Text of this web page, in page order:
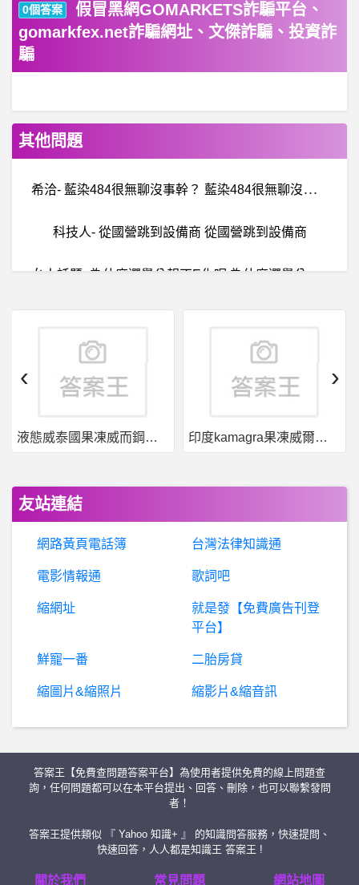
0個答案
假冒黑網GOMARKETS詐騙平台、
gomarkfex.net詐騙網址、文傑詐騙、投資詐
騙
其他問題
希
洽- 藍染484很無聊沒事幹？ 藍染484很無聊沒事幹？
科技人- 從國營跳到設備商 從國營跳到設備商
女
人話題- 為什麼選舉公報不E化呢 為什麼選舉公報不E化呢
W
orldCup- 孫興慜在巴西英格蘭等國家能先發嗎 孫興慜在巴西英格蘭等國家能先發嗎
曲棍球- 今年Stanley Cup Final
房
屋交易- 台南 居住地選生活機能還是上班上學近 台南 居住地選生活機能還是上班上學近
GEM數位獲利平台詐騙嗎？ 假平台.真詐騙！
希
洽- 助手君看到koyo加碼時在想什麼 助手君看到koyo加碼時在想什麼
洛杉磯 湖人- 明年留Monk的方法 明年留Monk的方法
棒
球- 中信兄弟整隊再來壓力很大吧 中信兄弟整隊再來壓力很大吧
BaseballXXXX- 隊版大怒灌 隊版大怒灌
行
動通訊- 為什麼蘋果的電池健康度容易下降？ 為什麼蘋果的電池健康度容易下降？
液態威泰國果凍威而鋼哪裡買 印度kamagra果凍威爾剛用於治療男性勃起功能障礙
‹ ›
友站連結
網路黃頁電話簿 台灣法律知識通
電影情報通 歌詞吧
縮網址
就是發【免費廣告刊登
平台】
鮮寵一番 二胎房貸
縮圖片&縮照片 縮影片&縮音訊
答案王【免費查問題答案平台】為使用者提供免費的線上問題查
詢，任何問題都可以在本平台提出、回答、刪除，也可以聯繫發問
者！
答案王提供類似 『 Yahoo 知識+ 』 的知識問答服務，快速提問、
快速回答，人人都是知識王 答案王 !
關於我們 常見問題 網站地圖